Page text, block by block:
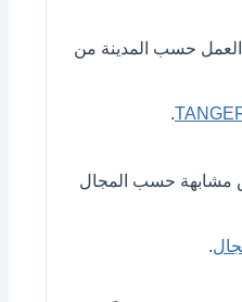
حسب المدينة من
.
مشابهة حسب المجال
.